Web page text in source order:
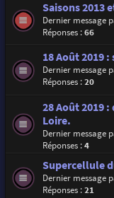
Saisons 2013
Dernier message
Réponses :66
18 Août 2019
Dernier message
Réponses :20
28 Août 2019
Loire.
Dernier message
Réponses :4
Supercellule
Dernier message
Réponses :21